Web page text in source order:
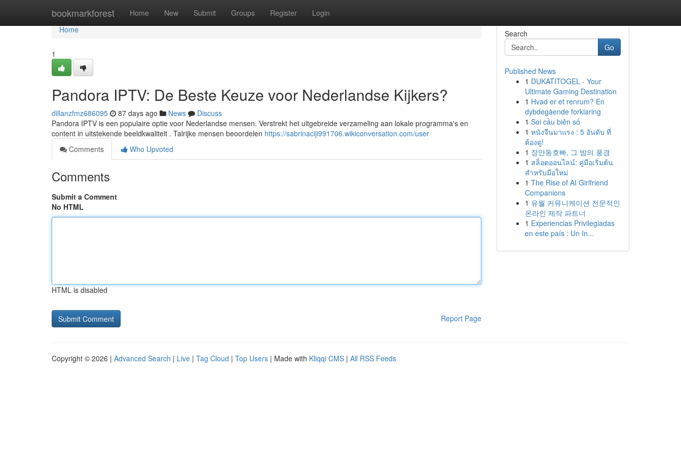
bookmarkforest Home New Submit Groups Register Login
Home
Home
1
Pandora IPTV: De Beste Keuze voor Nederlandse Kijkers?
dillanzfmz686095 87 days ago News
Discuss
Pandora IPTV is een populaire optie voor Nederlandse mensen. Verstrekt het uitgebreide verzameling aan lokale programma's en
content in uitstekende beeldkwaliteit . Talrijke mensen beoordelen https://sabrinaciji991706.wikiconversation.com/user
Comments
Who Upvoted
Comments
Submit a Comment
No HTML
HTML is disabled
Report Page
Search
Go
Published News
1 DUKATITOGEL - Your
Ultimate Gaming Destination
1 Hvad er et renrum? En
dybdegående forklaring
1 Soi cầu biên số
1 หนังจีนมาแรง : 5 อันดับ ที่
ต้องดู!
1 장안동호빠, 그 밤의 풍경
1 สล็อตออนไลน์: คู่มือเริ่มต้น
สำหรับมือใหม่
1 The Rise of AI Girlfriend
Companions
1 유월 커뮤니케이션 전문적인
온라인 제작 파트너
1 Experiencias Privilegiadas
en este país : Un In...
Copyright © 2026 | Advanced Search | Live | Tag Cloud | Top Users | Made with Kliqqi CMS | All RSS Feeds